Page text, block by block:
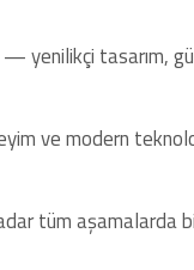
yenilikçi tasarım,
ve modern
tüm aşamalarda